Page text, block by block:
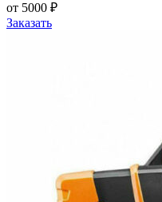
от 5000 ₽
Заказать